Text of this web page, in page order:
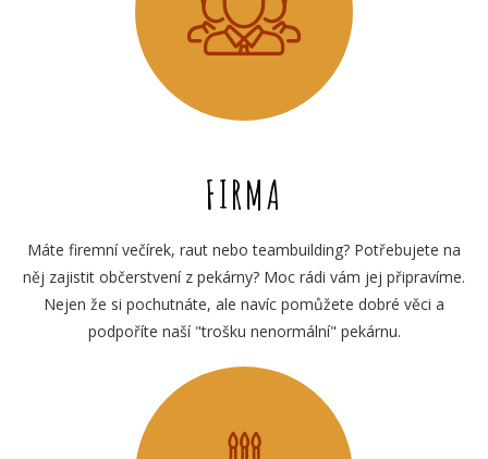
FIRMA
Máte firemní večírek, raut nebo teambuilding? Potřebujete na
něj zajistit občerstvení z pekárny? Moc rádi vám jej připravíme.
Nejen že si pochutnáte, ale navíc pomůžete dobré věci a
podpoříte naší "trošku nenormální" pekárnu.